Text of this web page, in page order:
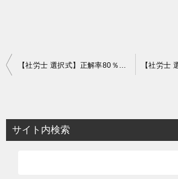
投
ビ
ゲ
サイト内検索